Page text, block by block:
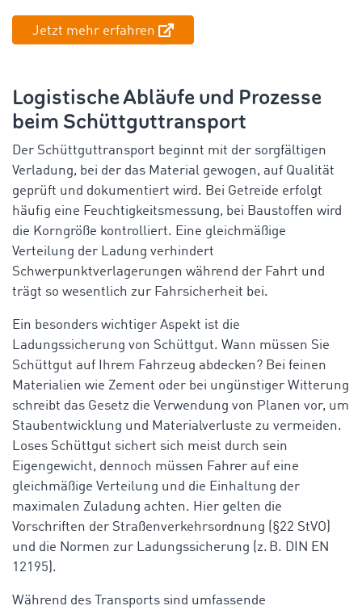
Jetzt mehr erfahren
Logistische Abläufe und Prozesse
beim Schüttguttransport
Der Schüttguttransport beginnt mit der sorgfältigen
Verladung, bei der das Material gewogen, auf Qualität
geprüft und dokumentiert wird. Bei Getreide erfolgt
häufig eine Feuchtigkeitsmessung, bei Baustoffen wird
die Korngröße kontrolliert. Eine gleichmäßige
Verteilung der Ladung verhindert
Schwerpunktverlagerungen während der Fahrt und
trägt so wesentlich zur Fahrsicherheit bei.
Ein besonders wichtiger Aspekt ist die
Ladungssicherung von Schüttgut. Wann müssen Sie
Schüttgut auf Ihrem Fahrzeug abdecken? Bei feinen
Materialien wie Zement oder bei ungünstiger Witterung
schreibt das Gesetz die Verwendung von Planen vor, um
Staubentwicklung und Materialverluste zu vermeiden.
Loses Schüttgut sichert sich meist durch sein
Eigengewicht, dennoch müssen Fahrer auf eine
gleichmäßige Verteilung und die Einhaltung der
maximalen Zuladung achten. Hier gelten die
Vorschriften der Straßenverkehrsordnung (§22 StVO)
und die Normen zur Ladungssicherung (z. B. DIN EN
12195).
Während des Transports sind umfassende